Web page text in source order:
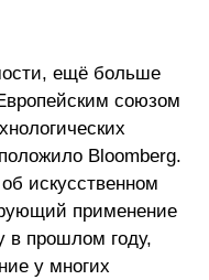
ещё больше
союзом
Bloomberg.
искусственном
применение
в прошлом году,
у многих